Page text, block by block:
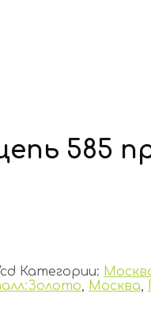
585
Категории:
, Москва,